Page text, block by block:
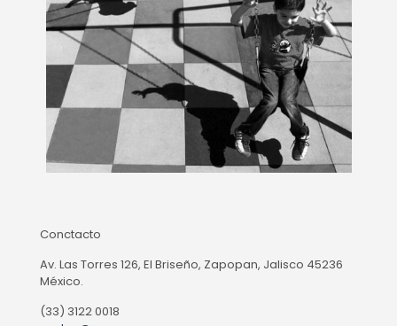
Conctacto
Av. Las Torres 126, El Briseño, Zapopan, Jalisco 45236
México.
(33) 3122 0018